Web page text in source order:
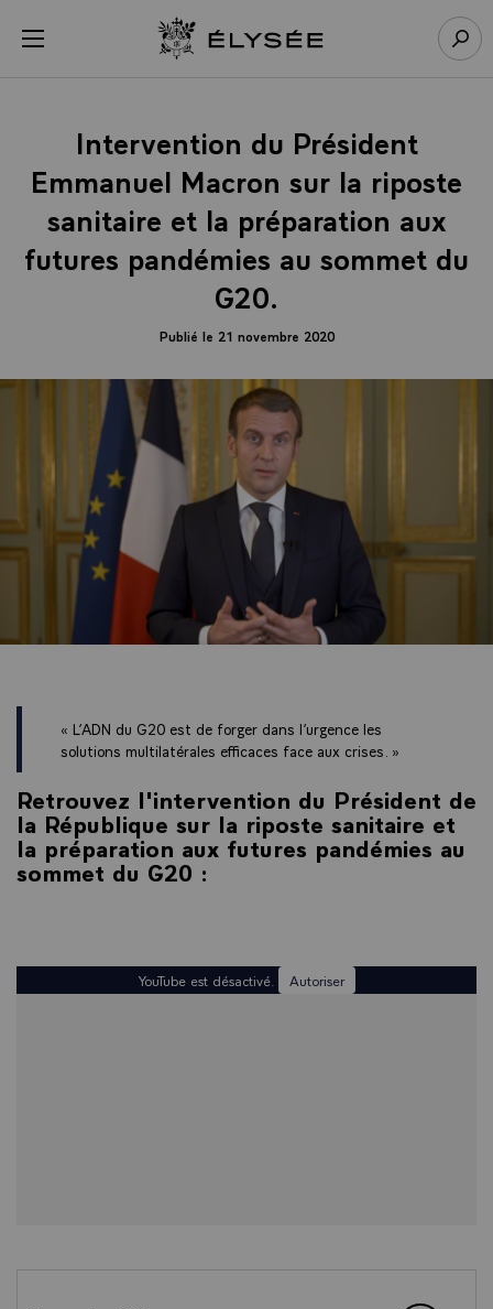
menu Retour à l’accueil Élysée
Intervention du Président
Emmanuel Macron sur la riposte
sanitaire et la préparation aux
futures pandémies au sommet du
G20.
Publié le 21 novembre 2020
« L’ADN du G20 est de forger dans l’urgence les
solutions multilatérales efficaces face aux crises. »
Retrouvez l'intervention du Président de
la République sur la riposte sanitaire et
la préparation aux futures pandémies au
sommet du G20 :
YouTube est désactivé. Autoriser
Panneau de gestion des cookies